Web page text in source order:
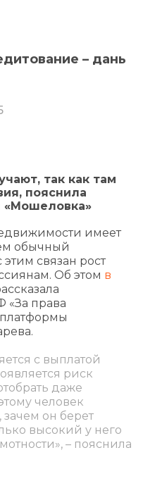
– дань
так как там
пояснила
«Мошеловка»
имеет
обычный
связан рост
Об этом в
«За права
с выплатой
риск
даже
человек
зачем он берет
высокий у него
– пояснила